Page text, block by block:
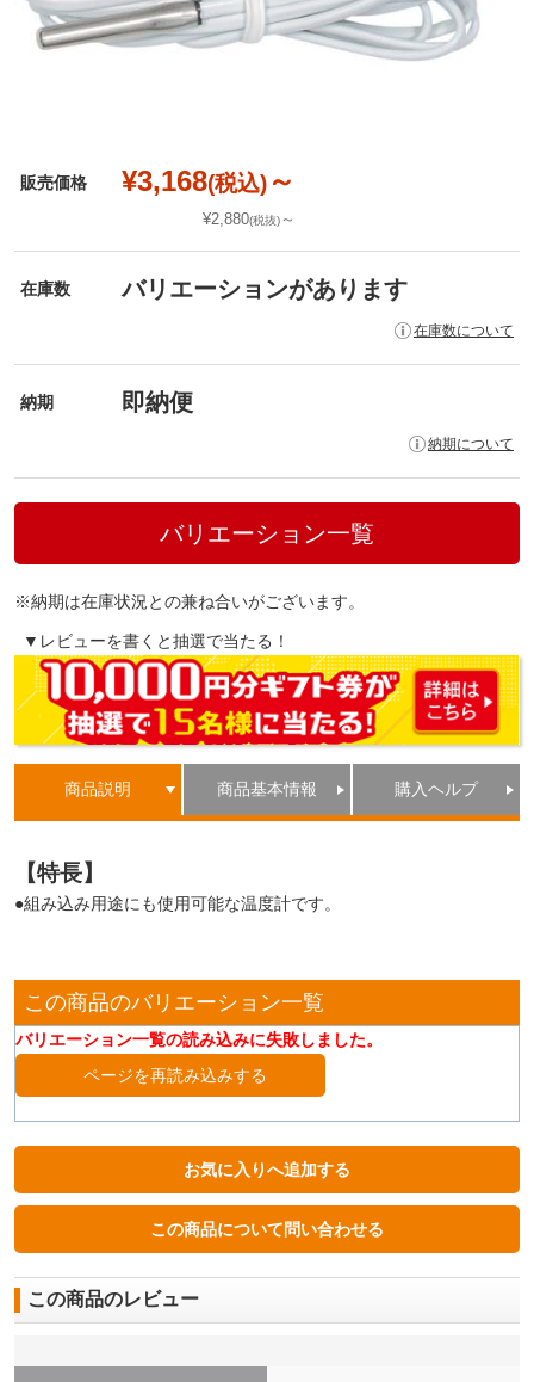
販売価格 ¥3,168(税込)～
¥2,880(税抜)～
在庫数 バリエーションがあります
在庫数について
納期 即納便
納期について
バリエーション一覧
※納期は在庫状況との兼ね合いがございます。
▼レビューを書くと抽選で当たる！
商品説明 商品基本情報 購入ヘルプ
【特長】
●組み込み用途にも使用可能な温度計です。
この商品のバリエーション一覧
バリエーション一覧の読み込みに失敗しました。
ページを再読み込みする
この商品のレビュー